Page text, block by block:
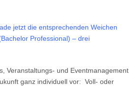
jetzt die entsprechenden Weichen
Professional) – drei
Veranstaltungs- und Eventmanagement
ganz individuell vor: Voll- oder